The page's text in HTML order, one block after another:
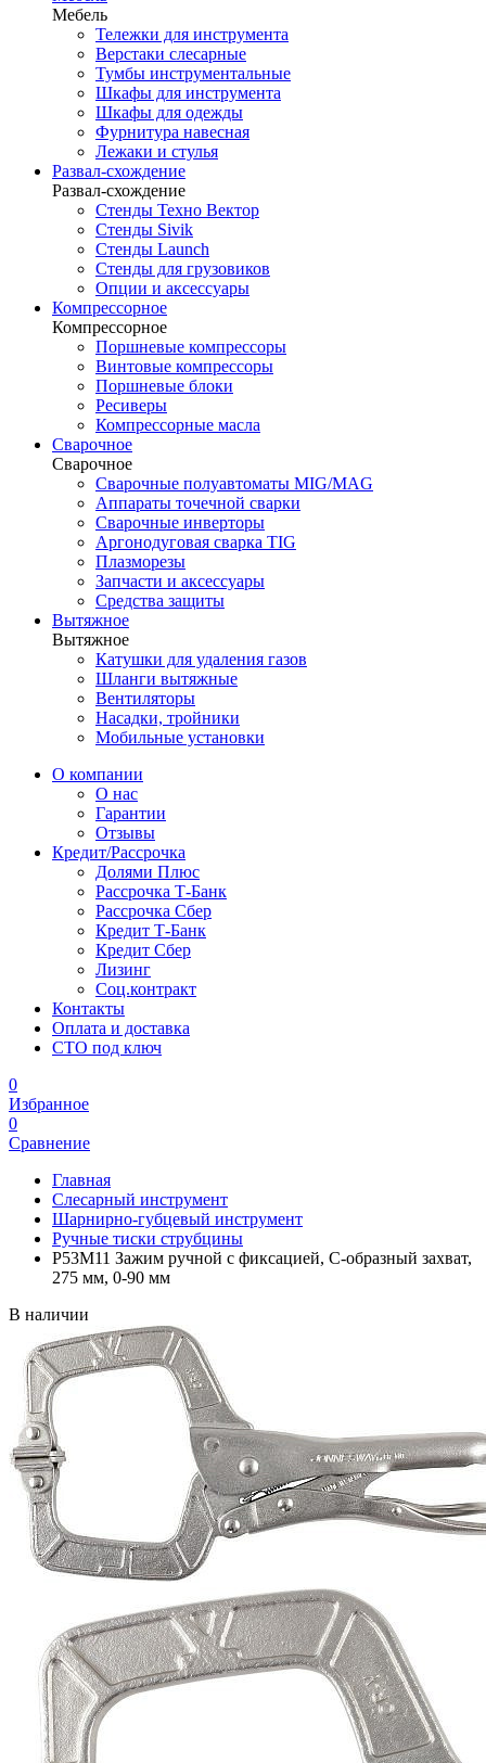
Мебель
Тележки для инструмента
Верстаки слесарные
Тумбы инструментальные
Шкафы для инструмента
Шкафы для одежды
Фурнитура навесная
Лежаки и стулья
Развал-схождение
Развал-схождение
Стенды Техно Вектор
Стенды Sivik
Стенды Launch
Стенды для грузовиков
Опции и аксессуары
Компрессорное
Компрессорное
Поршневые компрессоры
Винтовые компрессоры
Поршневые блоки
Ресиверы
Компрессорные масла
Сварочное
Сварочное
Сварочные полуавтоматы MIG/MAG
Аппараты точечной сварки
Сварочные инверторы
Аргонодуговая сварка TIG
Плазморезы
Запчасти и аксессуары
Средства защиты
Вытяжное
Вытяжное
Катушки для удаления газов
Шланги вытяжные
Вентиляторы
Насадки, тройники
Мобильные установки
О компании
О нас
Гарантии
Отзывы
Кредит/Рассрочка
Долями Плюс
Рассрочка Т-Банк
Рассрочка Сбер
Кредит Т-Банк
Кредит Сбер
Лизинг
Соц.контракт
Контакты
Оплата и доставка
СТО под ключ
0
Избранное
0
Сравнение
Главная
Слесарный инструмент
Шарнирно-губцевый инструмент
Ручные тиски струбцины
P53M11 Зажим ручной с фиксацией, С-образный захват,
275 мм, 0-90 мм
В наличии